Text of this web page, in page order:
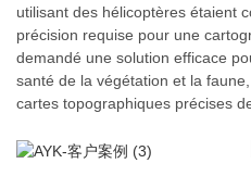
utilisant des hélicoptères étaient
précision requise pour une
demandé une solution efficace
santé de la végétation et la
cartes topographiques précises